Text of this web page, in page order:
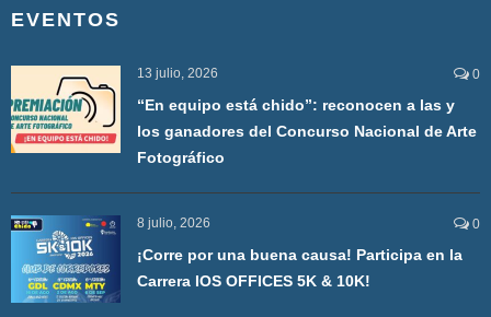
EVENTOS
13 julio, 2026 0
“En equipo está chido”: reconocen a las y
los ganadores del Concurso Nacional de Arte
Fotográfico
8 julio, 2026 0
¡Corre por una buena causa! Participa en la
Carrera IOS OFFICES 5K & 10K!